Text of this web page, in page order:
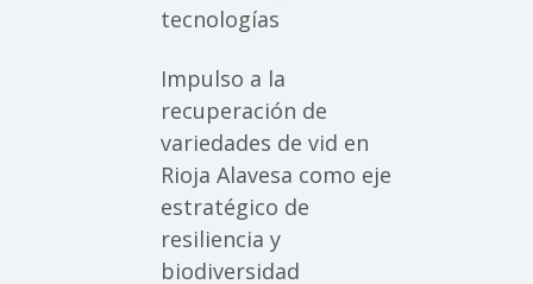
tecnologías
Impulso a la
recuperación de
variedades de vid en
Rioja Alavesa como eje
estratégico de
resiliencia y
biodiversidad